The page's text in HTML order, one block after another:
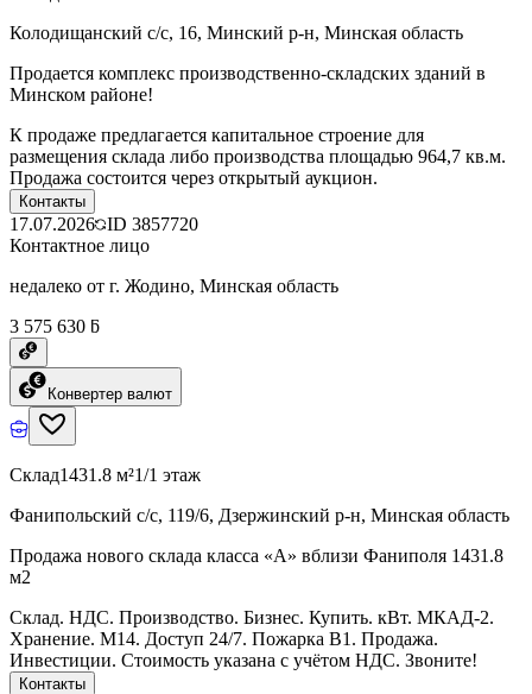
Колодищанский с/с, 16, Минский р-н, Минская область
Продается комплекс производственно-складских зданий в
Минском районе!
К продаже предлагается капитальное строение для
размещения склада либо производства площадью 964,7 кв.м.
Продажа состоится через открытый аукцион.
Контакты
17.07.2026 ID 3857720
Контактное лицо
недалеко от г. Жодино, Минская область
3 575 630 ƃ
Конвертер валют
Склад1431.8 м²1/1 этаж
Фанипольский с/с, 119/6, Дзержинский р-н, Минская область
Продажа нового склада класса «А» вблизи Фаниполя 1431.8
м2
Склад. НДС. Производство. Бизнес. Купить. кВт. МКАД-2.
Хранение. М14. Доступ 24/7. Пожарка В1. Продажа.
Инвестиции. Стоимость указана с учётом НДС. Звоните!
Контакты